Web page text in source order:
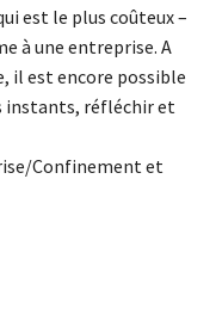
est le plus coûteux –
à une entreprise. A
il est encore possible
instants, réfléchir et
Confinement et